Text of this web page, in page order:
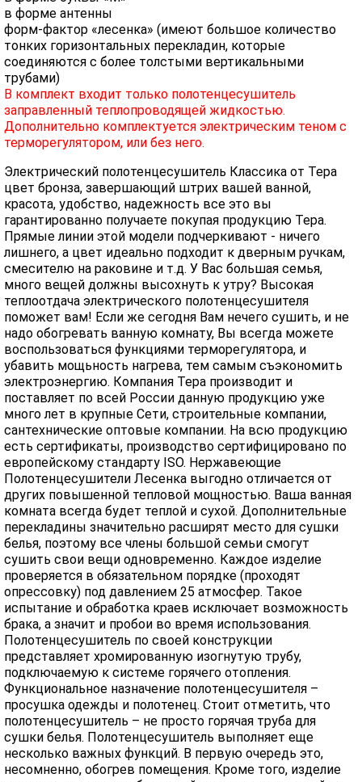
в форме антенны
форм-фактор «лесенка» (имеют большое количество
тонких горизонтальных перекладин, которые
соединяются с более толстыми вертикальными
трубами)
В комплект входит только полотенцесушитель
заправленный теплопроводящей жидкостью.
Дополнительно комплектуется электрическим теном с
терморегулятором, или без него.
Электрический полотенцесушитель Классика от Тера
цвет бронза, завершающий штрих вашей ванной,
красота, удобство, надежность все это вы
гарантированно получаете покупая продукцию Тера.
Прямые линии этой модели подчеркивают - ничего
лишнего, а цвет идеально подходит к дверным ручкам,
смесителю на раковине и т.д. У Вас большая семья,
много вещей должны высохнуть к утру? Высокая
теплоотдача электрического полотенцесушителя
поможет вам! Если же сегодня Вам нечего сушить, и не
надо обогревать ванную комнату, Вы всегда можете
воспользоваться функциями терморегулятора, и
убавить мощьность нагрева, тем самым съэкономить
электроэнергию. Компания Тера производит и
поставляет по всей России данную продукцию уже
много лет в крупные Сети, строительные компании,
сантехнические оптовые компании. На всю продукцию
есть сертификаты, производство сертифицировано по
европейскому стандарту ISO. Нержавеющие
Полотенцесушители Лесенка выгодно отличается от
других повышенной тепловой мощностью. Ваша ванная
комната всегда будет теплой и сухой. Дополнительные
перекладины значительно расширят место для сушки
белья, поэтому все члены большой семьи смогут
сушить свои вещи одновременно. Каждое изделие
проверяется в обязательном порядке (проходят
опрессовку) под давлением 25 атмосфер. Такое
испытание и обработка краев исключает возможность
брака, а значит и пробои во время использования.
Полотенцесушитель по своей конструкции
представляет хромированную изогнутую трубу,
подключаемую к системе горячего отопления.
Функциональное назначение полотенцесушителя –
просушка одежды и полотенец. Стоит отметить, что
полотенцесушитель – не просто горячая труба для
сушки белья. Полотенцесушитель выполняет еще
несколько важных функций. В первую очередь это,
несомненно, обогрев помещения. Кроме того, изделие